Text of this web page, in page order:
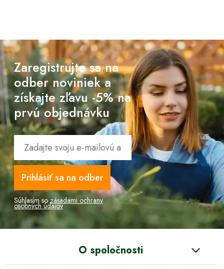
Zaregistrujte sa na
odber noviniek a
získajte zľavu -5% na
prvú objednávku
Prihlásiť sa na odber
Súhlasím sozásadami ochrany
osobných údajov
O spoločnosti